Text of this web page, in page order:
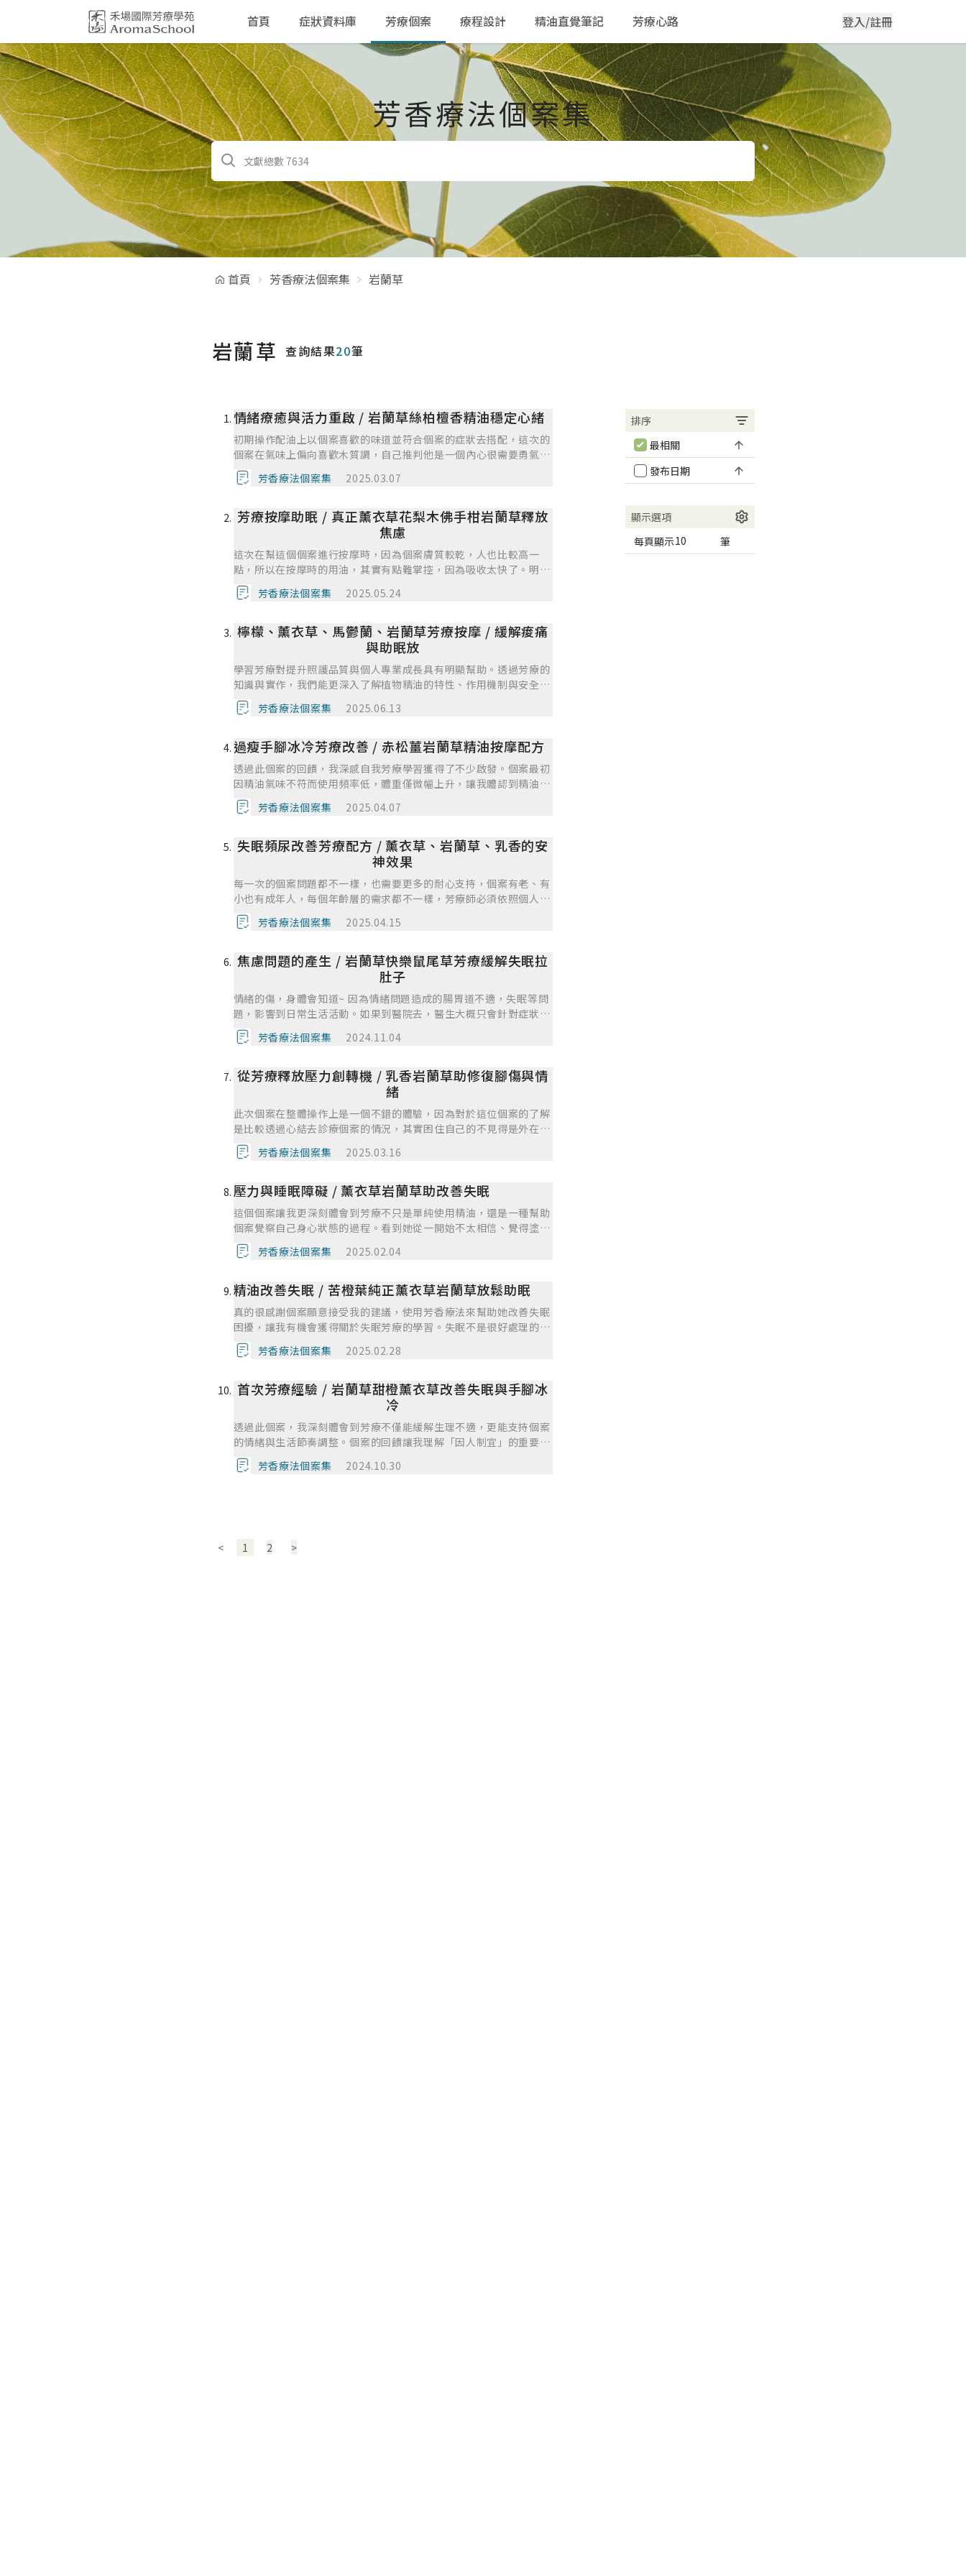
首頁 症狀資料庫 芳療個案 療程設計 精油直覺筆記 芳療心路 登入/註冊
芳香療法個案集
首頁 芳香療法個案集 岩蘭草
岩蘭草 查詢結果20筆
情緒療癒與活力重啟 / 岩蘭草絲柏檀香精油穩定心緒
初期操作配油上以個案喜歡的味道並符合個案的症狀去搭配，這次的
個案在氣味上偏向喜歡木質調，自己推判他是一個內心很需要勇氣或
是想要自我成長的一個人，在了解個案的生活型態以及關心他的內心
狀態更能夠去開啟他的循環。在某些時刻個案是非常惜字如金的，但
己的擔憂點，這些都是因為有香氣作為一個媒介，打通了他的氣血，
我看見個案是一個很想為自己做點什麼的企圖心。這次的缺點也就是
持續性的給予他需要的支持，所以在其中是有幾天沒使用精油的，但
我也是有試圖與個案說明，在診療期間每兩個星期可以給自己的身體
做一個休息，因為身體都會有一個適應性，假如習慣了這樣的精油，
望之後遇到像這樣的例子，可以多問一下個案使用的量與頻率並盡快
芳香療法個案集 2025.03.07
芳療按摩助眠 / 真正薰衣草花梨木佛手柑岩蘭草釋放
焦慮
這次在幫這個個案進行按摩時，因為個案膚質較乾，人也比較高一
點，所以在按摩時的用油，其實有點難掌控，因為吸收太快了。明明
在開始做一部位時勻油都算順暢，也保持著足夠的滋潤度。但其實到
最後單一部位的尾聲時就會感覺與個案的肌膚有摩擦感，因調和油都
加個2~5ml不等的基底油，才會更順暢不會有推不動之感。 另外就
是自己在幫個案按摩時，雖然動作是輕柔的，而我們自己背打直不彎
需要喘口氣一下。當下都感覺自己也需要用精油來撫慰一下身心，總
之~學了這個正統的英式按摩並且知道如何根據個人的身心狀態來調
油，並且正確地藉由按摩去排毒排水，而真正達到身心靈的淨化，還
芳香療法個案集 2025.05.24
檸檬、薰衣草、馬鬱蘭、岩蘭草芳療按摩 / 緩解痠痛
與助眠放
學習芳療對提升照護品質與個人專業成長具有明顯幫助。透過芳療的
知識與實作，我們能更深入了解植物精油的特性、作用機制與安全使
用原則，進而應用於協助個案紓壓、改善睡眠、舒緩情緒與身體不
適。芳療強調身心整合與自然療癒，能補足傳統醫療中較少觸及的情
點是可依個人需求量身設計調油組合，不僅提升放鬆與療癒效果，也
位個案對氣味的感受不同，有些人可能對特定精油過敏，或無法接受
某些香氣。此外，若缺乏足夠的芳療知識或實作經驗，也可能造成使
用不當、濃度過高或干擾原有病況。為讓自己變得更好，應持續學習
巧，尊重個案的感受與需求，建立信任與療癒的連結，才能讓芳療真
正成為身心整合照護的重要助力
芳香療法個案集 2025.06.13
過瘦手腳冰冷芳療改善 / 赤松薑岩蘭草精油按摩配方
透過此個案的回饋，我深感自我芳療學習獲得了不少啟發。個案最初
因精油氣味不符而使用頻率低，體重僅微幅上升，讓我體認到精油配
方必須因人而異。經過調整後，加入葡萄柚及佛手柑等果香，個案開
始願意規律使用，並搭配我找到的穴道按摩促進精油吸收與血液循
精油本身，更在於按摩技巧與穴道刺激的輔助，也可以促使達到更佳
效果。個案回饋顯示，調整配方後使用感受與效果均有提升，但初期
配方與穴道按摩技法，讓自我芳療學習更貼近個案需求，從而促進整
體身心健康與平衡。
芳香療法個案集 2025.04.07
失眠頻尿改善芳療配方 / 薰衣草、岩蘭草、乳香的安
神效果
每一次的個案問題都不一樣，也需要更多的耐心支持，個案有老、有
小也有成年人，每個年齡層的需求都不一樣，芳療師必須依照個人需
求做調整，像老人家需要的芳療照護是更細膩的，因為老人家的生活
經驗非常豐富，芳療師除了照顧個案的身體，還要顧慮個案的心理感
老人家就像小孩一樣，偶而會耍脾氣，時而開心時而難過，若能將老
人家當成自己的小孩好好照顧，會更能走進老人家的心，讓老人家能
個案說妳的調油沒有用，這時，芳療師需要的是找出問題，並想辦法
解決，所以才會提供更多不同的芳療照護，照顧好個案的方方面面，
以達到最適合個案的芳療照護。
芳香療法個案集 2025.04.15
焦慮問題的產生 / 岩蘭草快樂鼠尾草芳療緩解失眠拉
肚子
情緒的傷，身體會知道~ 因為情緒問題造成的腸胃道不適，失眠等問
題，影響到日常生活活動。如果到醫院去，醫生大概只會針對症狀下
去處理，譬如: 拉肚子，太嚴重就開止瀉的藥，失眠，真的無法入
睡，依情況開助眠的藥物。 但其實很多人都不太願意一直再依賴藥
效好像越不如預期。 更擔心的是，他們怕造成肝腎負擔。 自從
Covid-19疫情之後，大家對於疫苗，藥物，好像存在者某種恐懼，
成傷害不說，個案的想法也是對的~ 是不是能有天然一點，不要造成
身體負擔的方式，去調整我的狀況。 這也是當初我想學芳療的原
因。當我了解個案的狀況後，我覺得可以使用芳療調整情緒，然後讓
用任何腸胃道問題的精油。我想先從個案可以信任開始，再慢慢調整
他的身體，一方面讓身體適應精油，另一方面讓個案可以信任精油。
所以一開始我就打算從睡眠開始，想說睡眠品質好的話，個案就會繼
續使用，這樣我就能慢慢調整他的身體狀態。但第一次的反饋並不
好，個案不喜歡這樣的味道，雖然睡眠有改善但是用起來總是覺得不
味道，後面就以這個花梨木精油為主體去調配其他精油。因為睡眠品
質已經顧好了，所以腸胃道問題也改善了，但沒有很明顯只是稍微改
善而已，於是第二次配方有加入調整腸胃道的精油。但是比重還是比
較低一點，因為我始終認為是因為情緒造成的腸胃道問題，應該還是
以處理情緒為主。在這樣讓個案好好的使用精油後一個多月，個案告
訴我已經很久沒拉肚子了，而且晚上睡眠也很穩定，幾乎時間到就
己的邏輯到底對不對到現在看到自己查找資料做足功課後的成果，真
的好有成就感喔~所以最後我使用課堂上教的AC卡，我想看看如果從
AC卡的角度會給予他什麼樣的用油。原來是甜橙跟大西洋雪松，我
從來沒想過要用這兩個精油，調配後真的是很適合他目前工作上面需
要的支持力量。我覺得好神奇喔~~~其實芳療的精油除了專業知識
外，還有一個就是透過感應找需要的油~~這位個案讓我學到很多東西
芳香療法個案集 2024.11.04
從芳療釋放壓力創轉機 / 乳香岩蘭草助修復腳傷與情
緒
此次個案在整體操作上是一個不錯的體驗，因為對於這位個案的了解
是比較透過心結去診療個案的情況，其實困住自己的不見得是外在表
面我們所看見的傷，更有可能是內心某些原因局限了自己的行為型
態，個案也是一個看似自由業的狀態，對於工作並沒有執著的追求，
景有很密切的關係，所以處於一個搖擺不定無法為自己決定方向及目
其來的意外之外，沒有想到可以透過這次的診療甚至讓個案踏出國門
出國工作。整體上優點在於我看見了個案忽略的心理狀態，缺點的話
我覺得自己的配油基於安全沒有更多的想法去實驗測試，僅著重於腳
芳香療法個案集 2025.03.16
壓力與睡眠障礙 / 薰衣草岩蘭草助改善失眠
這個個案讓我更深刻體會到芳療不只是單純使用精油，還是一種幫助
個案覺察自己身心狀態的過程。看到她從一開始不太相信、覺得塗油
不習慣，到後來能真正感受到身心的放鬆，甚至減少對安眠藥的依
賴，真的讓我很有成就感。我覺得自己在這個個案中最大的優點是能
手柑，效果都很明顯。不過也發現，有時候我會太專注在精油搭配，
經驗讓我更確信芳療的力量，也讓我在和個案的互動中學到很多。
芳香療法個案集 2025.02.04
精油改善失眠 / 苦橙葉純正薰衣草岩蘭草放鬆助眠
真的很感謝個案願意接受我的建議，使用芳香療法來幫助她改善失眠
困擾，讓我有機會獲得關於失眠芳療的學習。失眠不是很好處理的疾
患，因為有很多潛在身心問題會影響睡眠，因而一開始有猶豫是不是
要把失眠作為芳療個案。經反覆自我思索，心底有個聲音說：芳療不
是能有效改善症狀，都要去試一試。很幸運的是，個案一開始就非常
喜歡精油按摩油的質地和香氣，因此她能規律遵從我的建議使用芳療
在睡眠障礙芳療，我能多參與相關課程學習，更有信心去為有睡眠困
擾的人們設計有療效的芳療措施。
芳香療法個案集 2025.02.28
首次芳療經驗 / 岩蘭草甜橙薰衣草改善失眠與手腳冰
冷
透過此個案，我深刻體會到芳療不僅能緩解生理不適，更能支持個案
的情緒與生活節奏調整。個案的回饋讓我理解「因人制宜」的重要
性，學會根據生活變化靈活設計配方，提升了我在配方設計與臨床應
對上的信心與能力。 在實作中，我的優點是能細心傾聽個案需求，
芳香療法個案集 2024.10.30
排序
最相關
發布日期
顯示選項
每頁顯示
筆
< 1 2 >